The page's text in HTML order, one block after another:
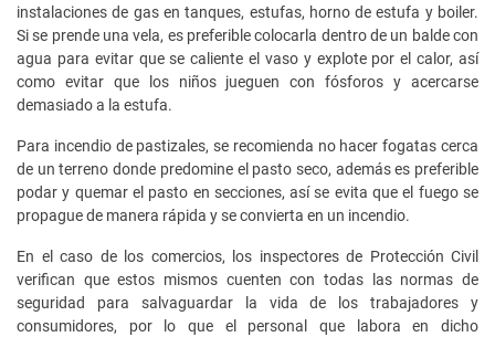
instalaciones de gas en tanques, estufas, horno de estufa y boiler.
Si se prende una vela, es preferible colocarla dentro de un balde con
agua para evitar que se caliente el vaso y explote por el calor, así
como evitar que los niños jueguen con fósforos y acercarse
demasiado a la estufa.
Para incendio de pastizales, se recomienda no hacer fogatas cerca
de un terreno donde predomine el pasto seco, además es preferible
podar y quemar el pasto en secciones, así se evita que el fuego se
propague de manera rápida y se convierta en un incendio.
En el caso de los comercios, los inspectores de Protección Civil
verifican que estos mismos cuenten con todas las normas de
seguridad para salvaguardar la vida de los trabajadores y
consumidores, por lo que el personal que labora en dicho